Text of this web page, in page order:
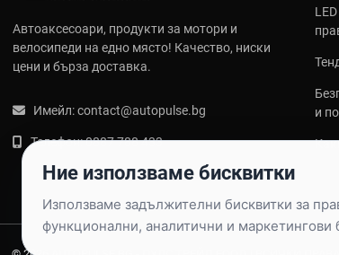
Автоаксесоари, продукти за мотори и
велосипеди на едно място! Качество, ниски
цени и бърза доставка.
Имейл:contact@autopulse.bg
Телефон:0887 788 433
и
Ние използваме бисквитки
Използваме задължителни бисквитки за
функционални, аналитични и маркетингови